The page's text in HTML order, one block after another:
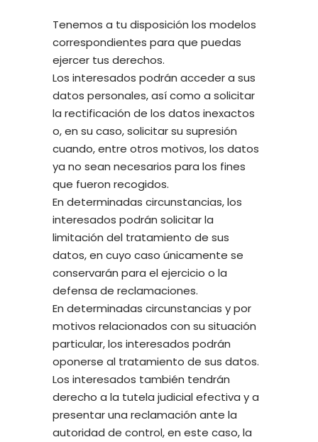
Tenemos a tu disposición los modelos
correspondientes para que puedas
ejercer tus derechos.
Los interesados podrán acceder a sus
datos personales, así como a solicitar
la rectificación de los datos inexactos
o, en su caso, solicitar su supresión
cuando, entre otros motivos, los datos
ya no sean necesarios para los fines
que fueron recogidos.
En determinadas circunstancias, los
interesados podrán solicitar la
limitación del tratamiento de sus
datos, en cuyo caso únicamente se
conservarán para el ejercicio o la
defensa de reclamaciones.
En determinadas circunstancias y por
motivos relacionados con su situación
particular, los interesados podrán
oponerse al tratamiento de sus datos.
Los interesados también tendrán
derecho a la tutela judicial efectiva y a
presentar una reclamación ante la
autoridad de control, en este caso, la